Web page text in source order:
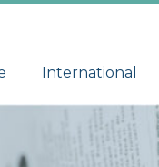
International